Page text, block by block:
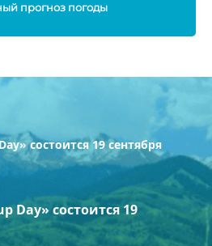
прогноз погоды
состоится 19 сентября
Day» состоится 19